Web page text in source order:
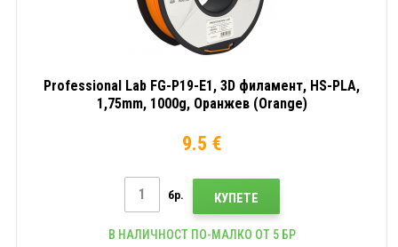
Professional Lab FG-P19-E1, 3D филамент, HS-PLA,
1,75mm, 1000g, Оранжев (Orange)
9.5 €
бр. КУПЕТЕ
В НАЛИЧНОСТ ПО-МАЛКО ОТ 5 БР